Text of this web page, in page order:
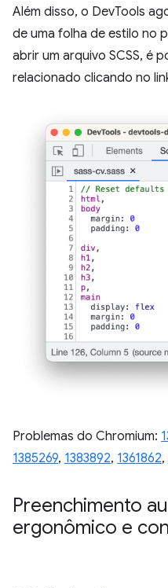
Além disso, o DevTools
de uma folha de estilo no
abrir um arquivo SCSS, é
relacionado clicando no
Problemas do Chromium:
1385269, 1383892, 1361862,
Preenchimento
ergonômico e